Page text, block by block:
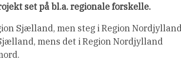
set på bl.a. regionale forskelle.
Sjælland, men steg i Region
mens det i Region Nordjylland